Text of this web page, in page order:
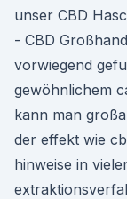
unser CBD
- CBD
vorwiegend
gewöhnlichem
kann man
der effekt wie
hinweise in